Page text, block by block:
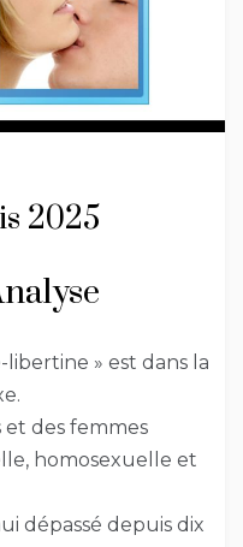
2025
» est dans la
et des femmes
homosexuelle et
dépassé depuis dix